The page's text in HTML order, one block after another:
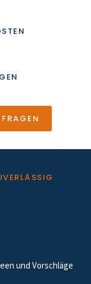
und Vorschläge